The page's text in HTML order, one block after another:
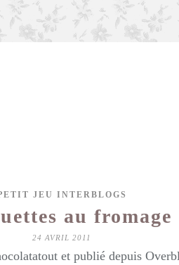
JEU INTERBLOGS
au fromage
24 AVRIL 2011
et publié depuis